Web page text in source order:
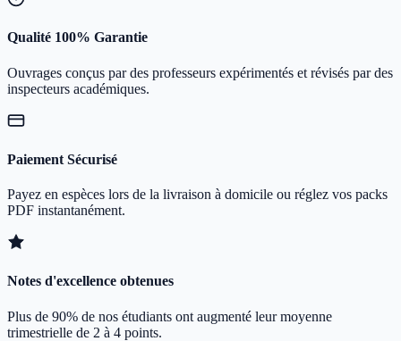
Qualité 100% Garantie
Ouvrages conçus par des professeurs expérimentés et révisés par des
inspecteurs académiques.
Paiement Sécurisé
Payez en espèces lors de la livraison à domicile ou réglez vos packs
PDF instantanément.
Notes d'excellence obtenues
Plus de 90% de nos étudiants ont augmenté leur moyenne
trimestrielle de 2 à 4 points.